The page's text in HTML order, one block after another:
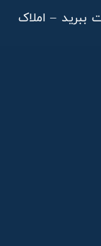
ببرید – املاک